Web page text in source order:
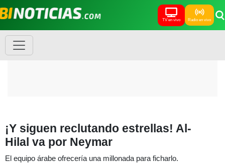
TV en vivo Radio en vivo
¡Y siguen reclutando estrellas! Al-
Hilal va por Neymar
El equipo árabe ofrecería una millonada para ficharlo.